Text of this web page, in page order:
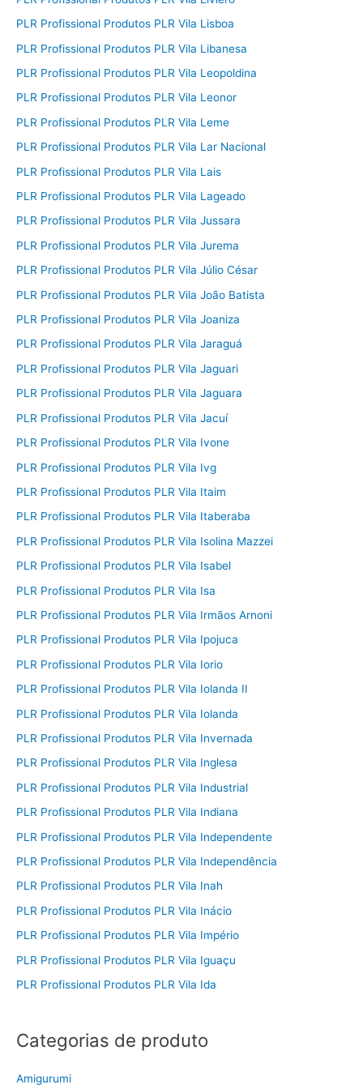
PLR Profissional Produtos PLR Vila Lisboa
PLR Profissional Produtos PLR Vila Libanesa
PLR Profissional Produtos PLR Vila Leopoldina
PLR Profissional Produtos PLR Vila Leonor
PLR Profissional Produtos PLR Vila Leme
PLR Profissional Produtos PLR Vila Lar Nacional
PLR Profissional Produtos PLR Vila Lais
PLR Profissional Produtos PLR Vila Lageado
PLR Profissional Produtos PLR Vila Jussara
PLR Profissional Produtos PLR Vila Jurema
PLR Profissional Produtos PLR Vila Júlio César
PLR Profissional Produtos PLR Vila João Batista
PLR Profissional Produtos PLR Vila Joaniza
PLR Profissional Produtos PLR Vila Jaraguá
PLR Profissional Produtos PLR Vila Jaguari
PLR Profissional Produtos PLR Vila Jaguara
PLR Profissional Produtos PLR Vila Jacuí
PLR Profissional Produtos PLR Vila Ivone
PLR Profissional Produtos PLR Vila Ivg
PLR Profissional Produtos PLR Vila Itaim
PLR Profissional Produtos PLR Vila Itaberaba
PLR Profissional Produtos PLR Vila Isolina Mazzei
PLR Profissional Produtos PLR Vila Isabel
PLR Profissional Produtos PLR Vila Isa
PLR Profissional Produtos PLR Vila Irmãos Arnoni
PLR Profissional Produtos PLR Vila Ipojuca
PLR Profissional Produtos PLR Vila Iorio
PLR Profissional Produtos PLR Vila Iolanda II
PLR Profissional Produtos PLR Vila Iolanda
PLR Profissional Produtos PLR Vila Invernada
PLR Profissional Produtos PLR Vila Inglesa
PLR Profissional Produtos PLR Vila Industrial
PLR Profissional Produtos PLR Vila Indiana
PLR Profissional Produtos PLR Vila Independente
PLR Profissional Produtos PLR Vila Independência
PLR Profissional Produtos PLR Vila Inah
PLR Profissional Produtos PLR Vila Inácio
PLR Profissional Produtos PLR Vila Império
PLR Profissional Produtos PLR Vila Iguaçu
PLR Profissional Produtos PLR Vila Ida
Categorias de produto
Amigurumi